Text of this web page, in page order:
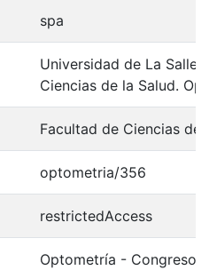
spa
Universidad de La Salle.
Ciencias de la Salud.
Facultad de Ciencias de
optometria/356
restrictedAccess
Optometría - Congresos